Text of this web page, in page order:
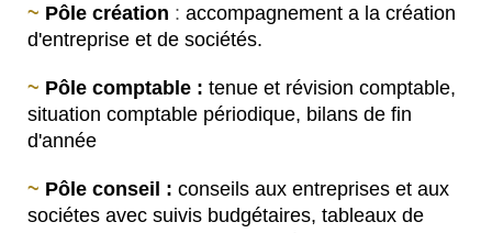
~ Pôle création : accompagnement a la création
d'entreprise et de sociétés.
~ Pôle comptable : tenue et révision comptable,
situation comptable périodique, bilans de fin
d'année
~ Pôle conseil : conseils aux entreprises et aux
sociétes avec suivis budgétaires, tableaux de